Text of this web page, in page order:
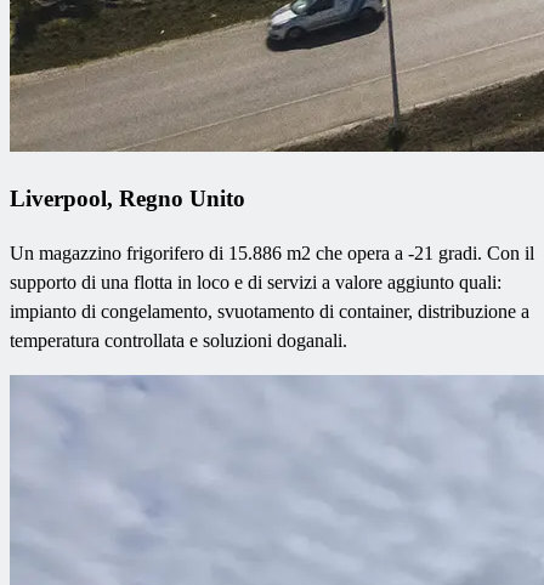
Liverpool, Regno Unito
Un magazzino frigorifero di 15.886 m2 che opera a -21 gradi. Con il
supporto di una flotta in loco e di servizi a valore aggiunto quali:
impianto di congelamento, svuotamento di container, distribuzione a
temperatura controllata e soluzioni doganali.